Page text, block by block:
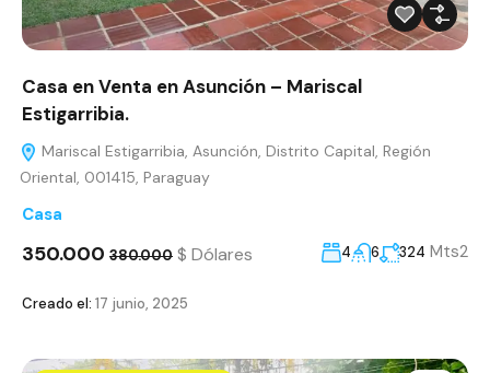
Casa en Venta en Asunción – Mariscal
Estigarribia.
Mariscal Estigarribia, Asunción, Distrito Capital, Región
Oriental, 001415, Paraguay
Casa
350.000 380.000 $ Dólares 4 6 324 Mts2
Creado el: 17 junio, 2025